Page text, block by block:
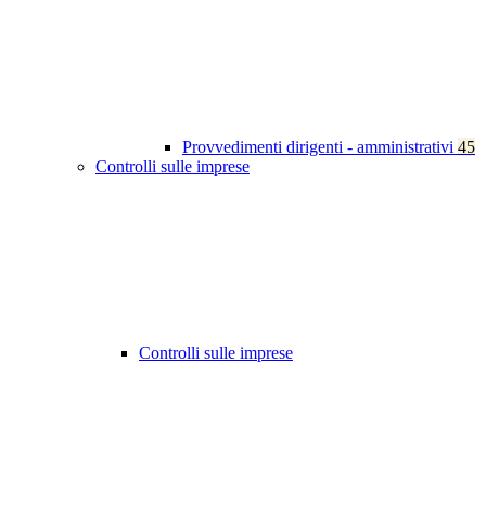
Provvedimenti dirigenti - amministrativi 45
Controlli sulle imprese
Controlli sulle imprese